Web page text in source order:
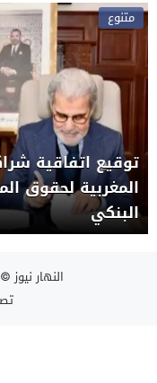
متنوع
توقيع اتفاقية
المغربية لحقوق
البنكي
النهار نيوز © 2026 جميع الحقوق محفوظة.